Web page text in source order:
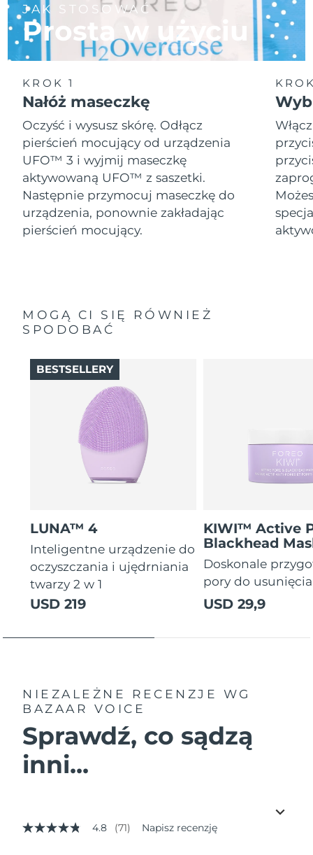
JAK STOSOWAĆ
Prosta w użyciu
KROK 1
Nałóż maseczkę
Oczyść i wysusz skórę. Odłącz
pierścień mocujący od urządzenia
UFO™ 3 i wyjmij maseczkę
aktywowaną UFO™ z saszetki.
Następnie przymocuj maseczkę do
urządzenia, ponownie zakładając
pierścień mocujący.
MOGĄ CI SIĘ RÓWNIEŻ
SPODOBAĆ
LUNA™ 4
Inteligentne urządzenie do
oczyszczania i ujędrniania
twarzy 2 w 1
USD 219
BESTSELLERY
KIWI™ Active
Blackhead
Doskonale
pory do
USD 29,9
NIEZALEŻNE RECENZJE
WG
BAZAAR VOICE
Sprawdź, co sądzą
inni...
4.8
4.8 (71) Napisz recenzję